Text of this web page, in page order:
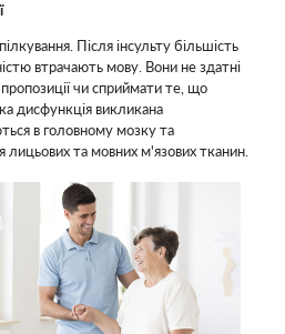
Після інсульту більшість
втрачають мову. Вони не здатні
чи сприймати те, що
дисфункція викликана
в головному мозку та
лицьових та мовних м'язових тканин.